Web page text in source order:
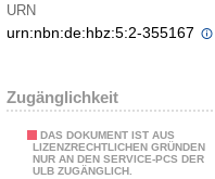
URN
urn:nbn:de:hbz:5:2-355167
Zugänglichkeit
DAS DOKUMENT IST AUS
LIZENZRECHTLICHEN GRÜNDEN
NUR AN DEN SERVICE-PCS DER
ULB ZUGÄNGLICH.